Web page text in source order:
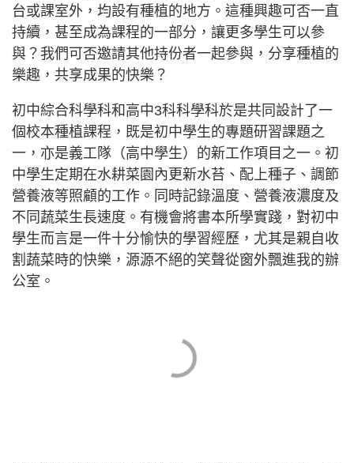
台或課室外，均設有種植的地方。這種興趣可否一直
持續，甚至成為課程的一部分，讓更多學生可以參
與？我們可否邀請其他持份者一起參與，分享種植的
樂趣，共享成果的快樂？
初中綜合科學科和高中3科科學科於是共同設計了一
個校本種植課程，既是初中學生的專題研習課題之
一，亦是義工隊（高中學生）的新工作項目之一。初
中學生定期在水耕菜園內更新水苔、配上種子、調節
營養液等照顧的工作。同時記錄溫度、營養液濃度及
不同蔬菜生長速度。有機會將書本所學實踐，對初中
學生而言是一件十分愉快的學習經歷，尤其是親自收
割蔬菜時的快樂，源源不絕的笑聲從窗外飄進我的辦
公室。